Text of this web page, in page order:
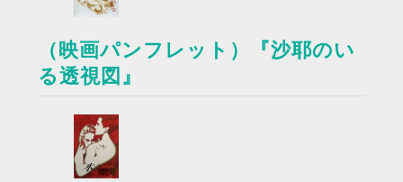
（映画パンフレット）『沙耶のい
る透視図』